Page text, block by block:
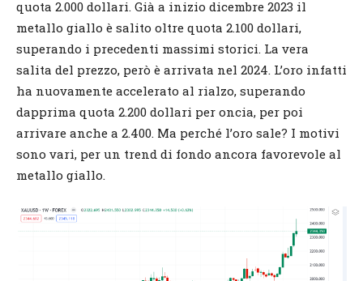
quota 2.000 dollari. Già a inizio dicembre 2023 il
metallo giallo è salito oltre quota 2.100 dollari,
superando i precedenti massimi storici. La vera
salita del prezzo, però è arrivata nel 2024. L’oro infatti
ha nuovamente accelerato al rialzo, superando
dapprima quota 2.200 dollari per oncia, per poi
arrivare anche a 2.400. Ma perché l’oro sale? I motivi
sono vari, per un trend di fondo ancora favorevole al
metallo giallo.